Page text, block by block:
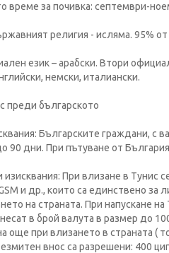
време за почивка: септември-
религия - исляма. 95%
език – арабски. Втори
немски, италиански.
преди българското
Българските граждани, с
90 дни. При пътуване от
изисквания: При влизане в Тунис
и др., които са единствено за
на страната. При напускане
в брой валута в размер до
още при влизането в страната (
внос са разрешени: 400